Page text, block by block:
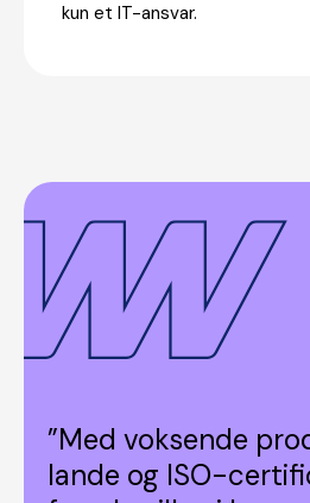
kun et IT-ansvar.
”Med voksende
lande og ISO-